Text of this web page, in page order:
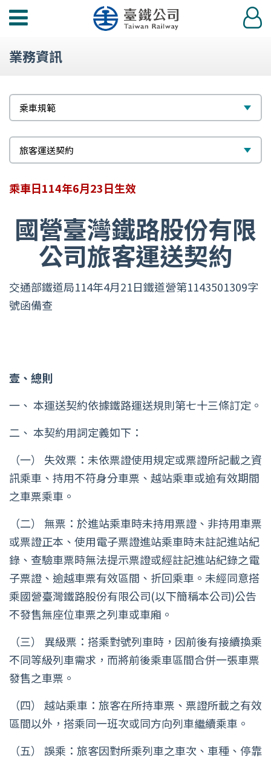
功
選
登
入
業務資訊
題
乘車規範
標
題
旅客運送契約
乘車日114年6月23日生效
國營臺灣鐵路股份有限
公司旅客運送契約
交通部鐵道局114年4月21日鐵道營第1143501309字
號函備查
壹、總則
一、 本運送契約依據鐵路運送規則第七十三條訂定。
二、 本契約用詞定義如下：
（一） 失效票：未依票證使用規定或票證所記載之資
訊乘車、持用不符身分車票、越站乘車或逾有效期間
之車票乘車。
（二） 無票：於進站乘車時未持用票證、非持用車票
或票證正本、使用電子票證進站乘車時未註記進站紀
錄、查驗車票時無法提示票證或經註記進站紀錄之電
子票證、逾越車票有效區間、折回乘車。未經同意搭
乘國營臺灣鐵路股份有限公司(以下簡稱本公司)公告
不發售無座位車票之列車或車廂。
（三） 異級票：搭乘對號列車時，因前後有接續換乘
不同等級列車需求，而將前後乘車區間合併一張車票
發售之車票。
（四） 越站乘車：旅客在所持車票、票證所載之有效
區間以外，搭乘同一班次或同方向列車繼續乘車。
（五） 誤乘：旅客因對所乘列車之車次、車種、停靠